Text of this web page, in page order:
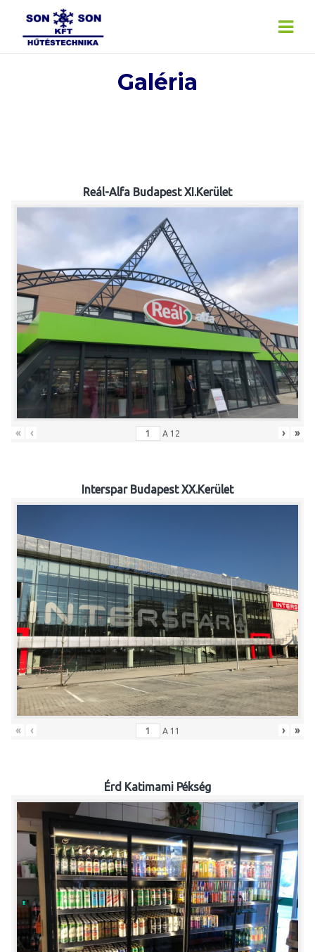
content
Galéria
Reál-Alfa Budapest XI.Kerület
« ‹ A 12 › »
Interspar Budapest XX.Kerület
« ‹ A 11 › »
Érd Katimami Pékség